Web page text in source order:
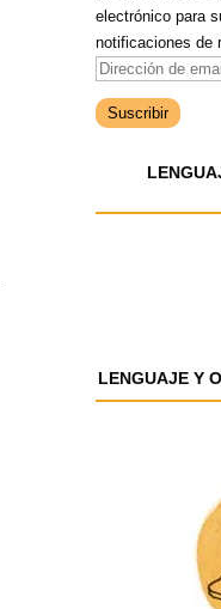
electrónico para
notificaciones de
D
r
m
LENGUAJE Y